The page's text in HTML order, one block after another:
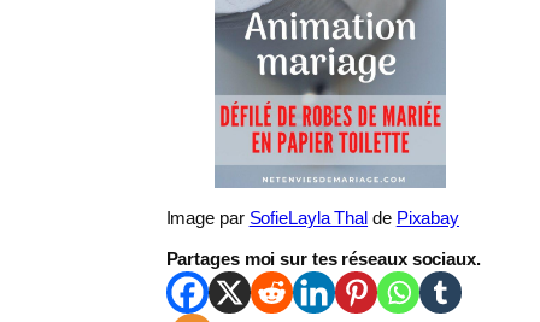
Image par SofieLayla Thal de Pixabay
Partages moi sur tes réseaux sociaux.